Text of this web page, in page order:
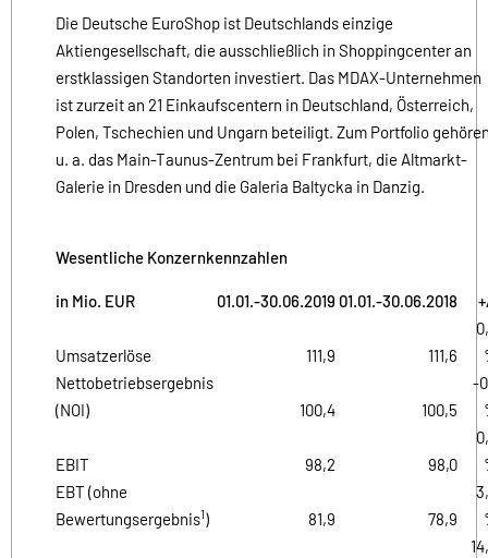
Die Deutsche EuroShop ist Deutschlands einzige
Aktiengesellschaft, die ausschließlich in Shoppingcenter an
erstklassigen Standorten investiert. Das MDAX-Unternehmen
ist zurzeit an 21 Einkaufscentern in Deutschland, Österreich,
Polen, Tschechien und Ungarn beteiligt. Zum Portfolio
u. a. das Main-Taunus-Zentrum bei Frankfurt, die Altmarkt-
Galerie in Dresden und die Galeria Baltycka in Danzig.
Wesentliche Konzernkennzahlen
in Mio. EUR 01.01.-30.06.2019 01.01.-30.06.2018
Umsatzerlöse 111,9 111,6
Nettobetriebsergebnis
(NOI)
100,4 100,5
-
EBIT 98,2 98,0
EBT (ohne
Bewertungsergebnis1) 81,9 78,9